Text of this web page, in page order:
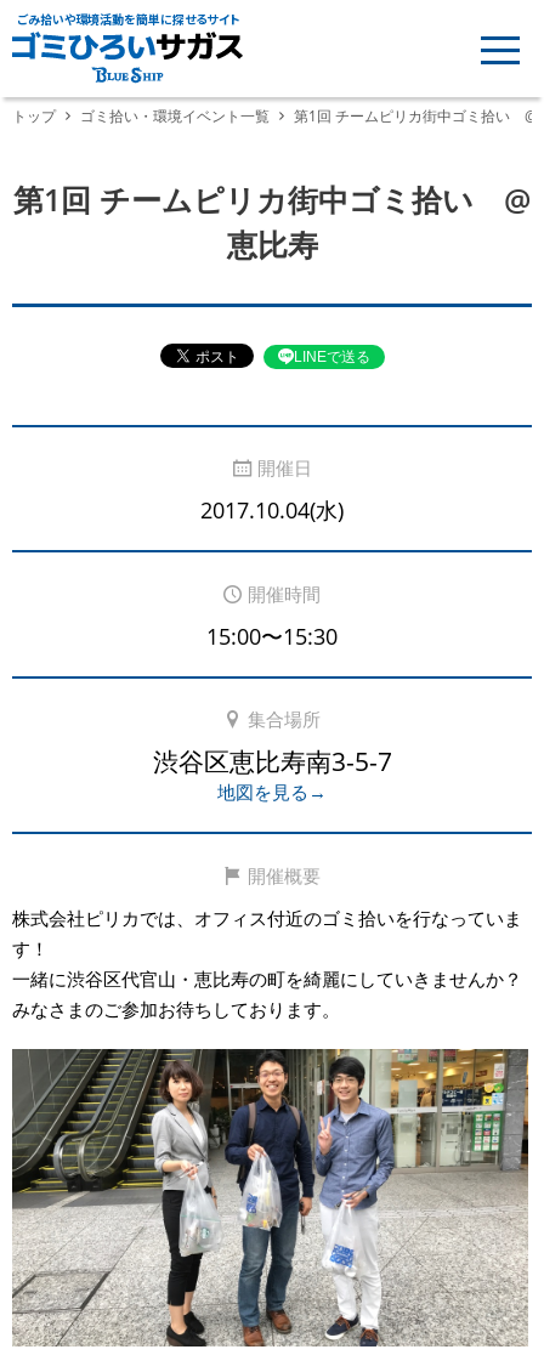
ごみ拾いや環境活動を簡単に探せるサイト
トップ ゴミ拾い・環境イベント一覧 第1回 チームピリカ街中ゴミ拾い @
第1回 チームピリカ街中ゴミ拾い @
恵比寿
LINEで送る
開催日
2017.10.04(水)
開催時間
15:00〜15:30
集合場所
渋谷区恵比寿南3-5-7
地図を見る→
開催概要
株式会社ピリカでは、オフィス付近のゴミ拾いを行なっていま
す！
一緒に渋谷区代官山・恵比寿の町を綺麗にしていきませんか？
みなさまのご参加お待ちしております。